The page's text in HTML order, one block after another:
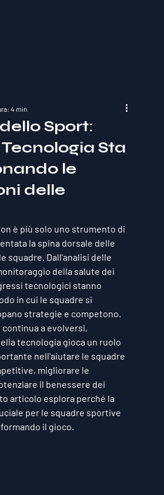
Sport:
Sta
le
delle
4 min
è più solo uno strumento di
la spina dorsale delle
squadre. Dall'analisi delle
della salute dei
tecnologici stanno
in cui le squadre si
strategie e competono.
a evolversi,
tecnologia gioca un ruolo
nell'aiutare le squadre
migliorare le
il benessere dei
articolo esplora perché la
per le squadre sportive
il gioco.